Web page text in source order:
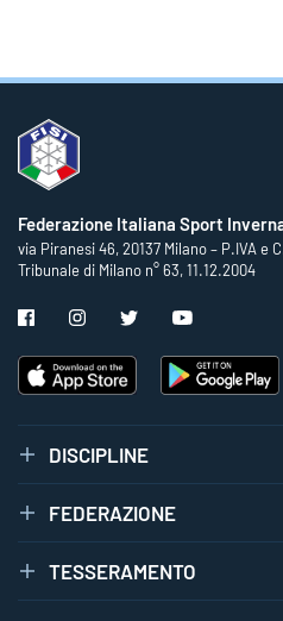
Federazione Italiana Sport
via Piranesi 46, 20137 Milano – P.IVA e
Tribunale di Milano n° 63, 11.12.2004
DISCIPLINE
FEDERAZIONE
TESSERAMENTO